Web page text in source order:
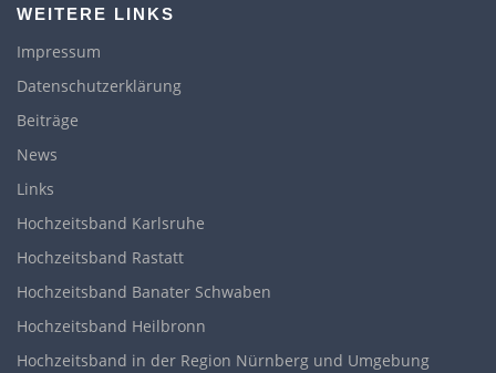
WEITERE LINKS
Impressum
Datenschutzerklärung
Beiträge
News
Links
Hochzeitsband Karlsruhe
Hochzeitsband Rastatt
Hochzeitsband Banater Schwaben
Hochzeitsband Heilbronn
Hochzeitsband in der Region Nürnberg und Umgebung